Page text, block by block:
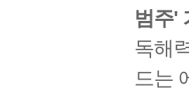
범주'
독해
드는